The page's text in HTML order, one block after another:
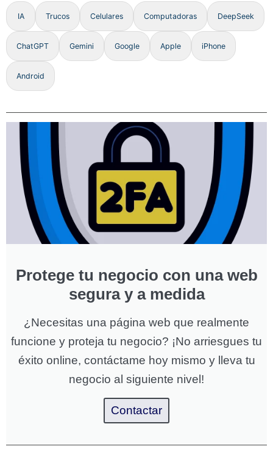
IA Trucos Celulares Computadoras DeepSeek
ChatGPT Gemini Google Apple iPhone
Android
Protege tu negocio con una web
segura y a medida
¿Necesitas una página web que realmente
funcione y proteja tu negocio? ¡No arriesgues tu
éxito online, contáctame hoy mismo y lleva tu
negocio al siguiente nivel!
Contactar